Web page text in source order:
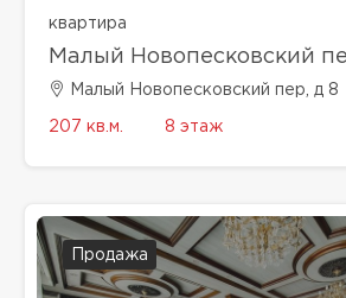
квартира
Малый Новопесковский
Малый Новопесковский пер, д 8
207 кв.м. 8 этаж
Продажа